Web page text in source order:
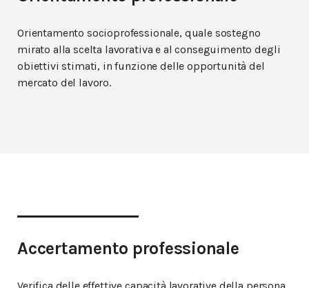
Orientamento socioprofessionale, quale sostegno
mirato alla scelta lavorativa e al conseguimento degli
obiettivi stimati, in funzione delle opportunità del
mercato del lavoro.
Accertamento professionale